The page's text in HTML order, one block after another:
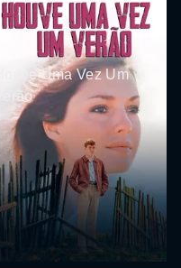
Houve Uma Vez Um
Verão